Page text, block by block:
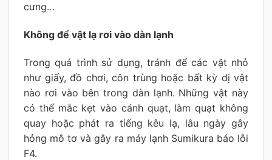
cưng…
Không để vật lạ rơi vào dàn lạnh
Trong quá trình sử dụng, tránh để các vật nhỏ
như giấy, đồ chơi, côn trùng hoặc bất kỳ dị vật
nào rơi vào bên trong dàn lạnh. Những vật này
có thể mắc kẹt vào cánh quạt, làm quạt không
quay hoặc phát ra tiếng kêu lạ, lâu ngày gây
hỏng mô tơ và gây ra máy lạnh Sumikura báo lỗi
F4.